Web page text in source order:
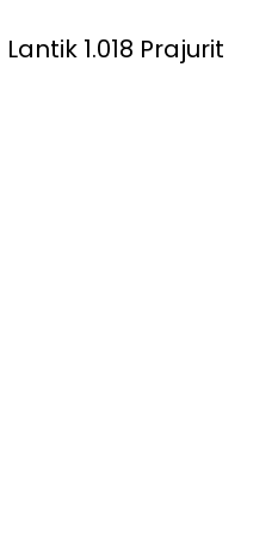
1.018 Prajurit